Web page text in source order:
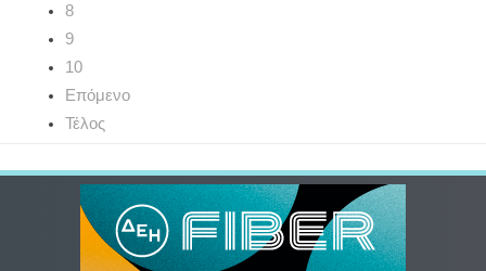
8
9
10
Επόμενο
Τέλος